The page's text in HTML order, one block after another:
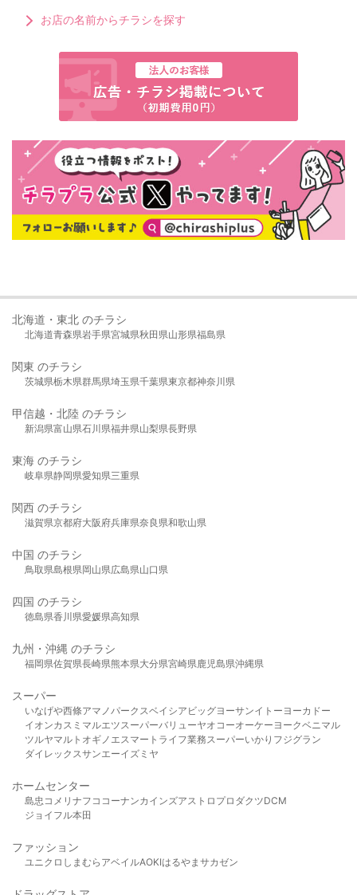
お店の名前からチラシを探す
北海道・東北 のチラシ
北海道青森県岩手県宮城県秋田県山形県福島県
関東 のチラシ
茨城県栃木県群馬県埼玉県千葉県東京都神奈川県
甲信越・北陸 のチラシ
新潟県富山県石川県福井県山梨県長野県
東海 のチラシ
岐阜県静岡県愛知県三重県
関西 のチラシ
滋賀県京都府大阪府兵庫県奈良県和歌山県
中国 のチラシ
鳥取県島根県岡山県広島県山口県
四国 のチラシ
徳島県香川県愛媛県高知県
九州・沖縄 のチラシ
福岡県佐賀県長崎県熊本県大分県宮崎県鹿児島県沖縄県
スーパー
いなげや西條アマノパークスベイシア ビッグヨーサンイトーヨーカドー
イオンカスミ マルエツスーパーバリューヤオコーオーケー ヨークベニマル
ツルヤマルト オギノ エスマート ライフ業務スーパーいかり フジグラン
ダイレックスサンエーイズミヤ
ホームセンター
島忠 コメリ ナフコ コーナンカインズアストロプロダクツDCM
ジョイフル本田
ファッション
ユニクロ しまむら アベイルAOKIはるやま サカゼン